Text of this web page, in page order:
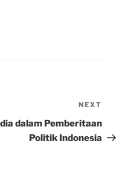
Post
NEXT
dalam Pemberitaan
Politik Indonesia